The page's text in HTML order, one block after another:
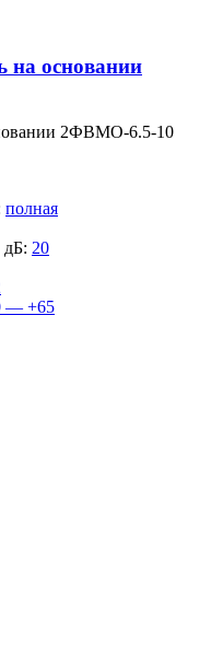
на основании
2ФВМO-6.5-10
полная
дБ: 20
— +65